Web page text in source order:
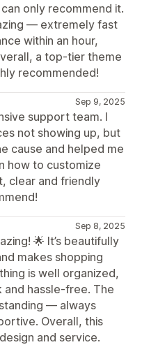
only recommend it.
— extremely fast
within an hour,
a top-tier theme
recommended!
Sep 9, 2025
support team. I
not showing up, but
cause and helped me
how to customize
clear and friendly
Sep 8, 2025
🌟 It’s beautifully
makes shopping
is well organized,
and hassle-free. The
— always
Overall, this
and service.